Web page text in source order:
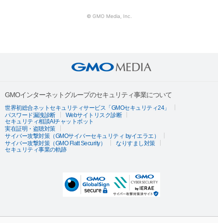
© GMO Media, Inc.
GMOインターネットグループのセキュリティ事業について
世界初総合ネットセキュリティサービス「GMOセキュリティ24」
パスワード漏洩診断
Webサイトリスク診断
セキュリティ相談AIチャットボット
実在証明・盗聴対策
サイバー攻撃対策（GMOサイバーセキュリティ byイエラエ）
サイバー攻撃対策（GMO Flatt Security）
なりすまし対策
セキュリティ事業の軌跡